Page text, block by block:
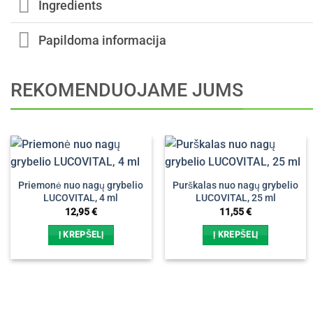
Ingredients
Papildoma informacija
REKOMENDUOJAME JUMS
Priemonė nuo nagų grybelio
LUCOVITAL, 4 ml
12,95€
Į KREPŠELĮ
Purškalas nuo nagų grybelio
LUCOVITAL, 25 ml
11,55€
Į KREPŠELĮ